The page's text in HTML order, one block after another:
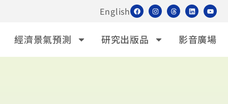
English
經濟景氣預測 研究出版品 影音廣場